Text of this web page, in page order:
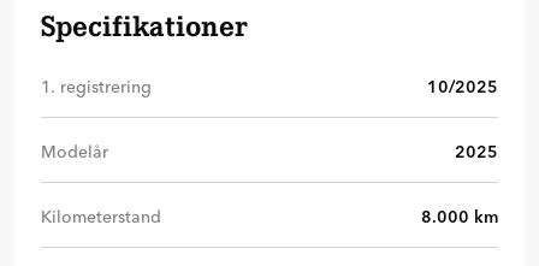
Specifikationer
1. registrering 10/2025
Modelår 2025
Kilometerstand 8.000 km